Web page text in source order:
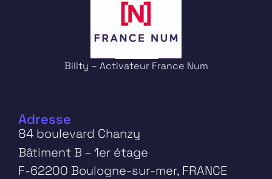
Bility – Activateur France Num
Adresse
84 boulevard Chanzy
Bâtiment B – 1er étage
F-62200 Boulogne-sur-mer, FRANCE